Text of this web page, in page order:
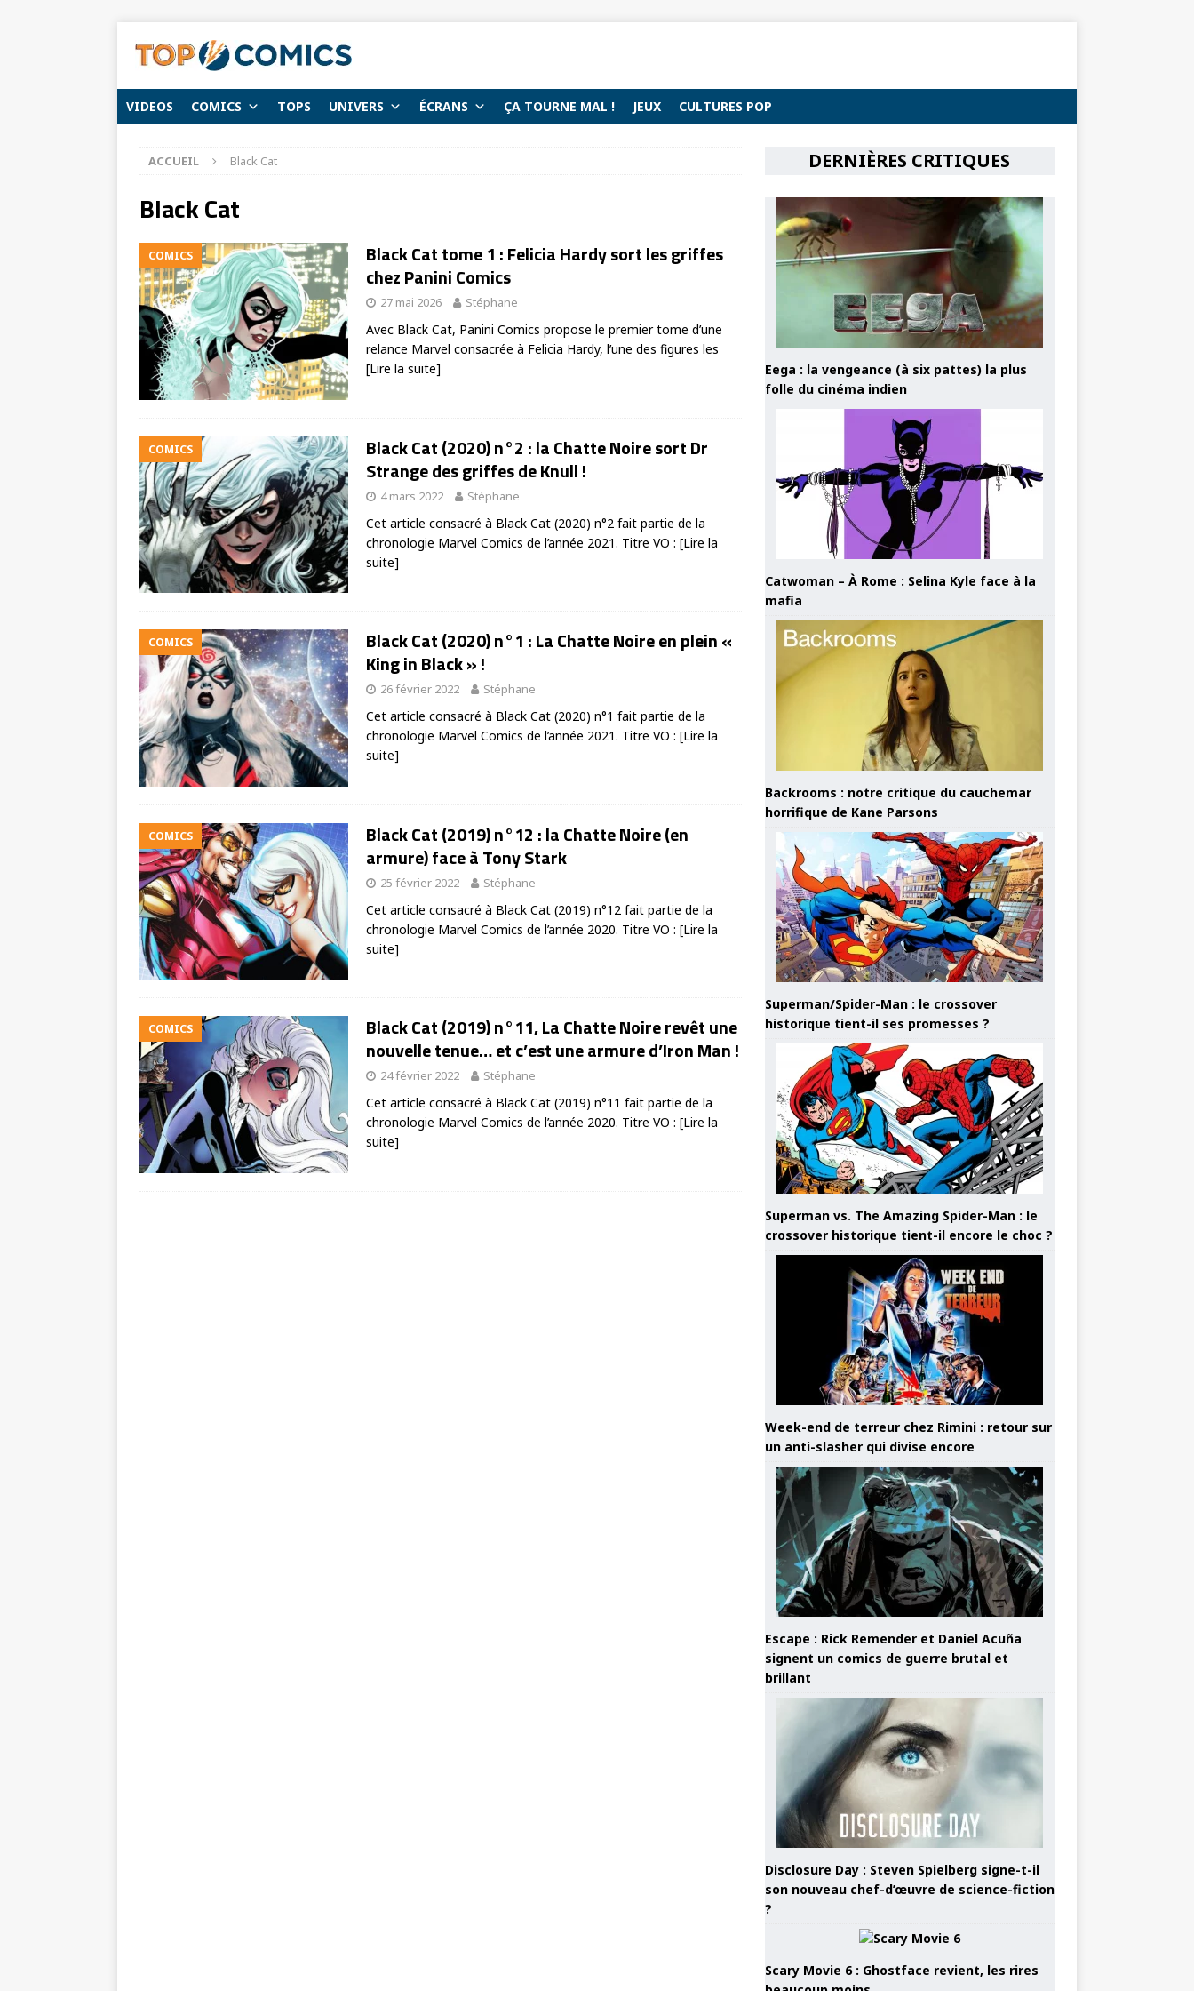
VIDEOS COMICS TOPS UNIVERS ÉCRANS ÇA TOURNE MAL ! JEUX CULTURES POP
ACCUEIL Black Cat
Black Cat
COMICS
Black Cat tome 1 : Felicia Hardy sort les griffes
chez Panini Comics
27 mai 2026 Stéphane
Avec Black Cat, Panini Comics propose le premier tome d’une
relance Marvel consacrée à Felicia Hardy, l’une des figures les
[Lire la suite]
COMICS
Black Cat (2020) n°2 : la Chatte Noire sort Dr
Strange des griffes de Knull !
4 mars 2022 Stéphane
Cet article consacré à Black Cat (2020) n°2 fait partie de la
chronologie Marvel Comics de l’année 2021. Titre VO : [Lire la
suite]
COMICS
Black Cat (2020) n°1 : La Chatte Noire en plein «
King in Black » !
26 février 2022 Stéphane
Cet article consacré à Black Cat (2020) n°1 fait partie de la
chronologie Marvel Comics de l’année 2021. Titre VO : [Lire la
suite]
COMICS
Black Cat (2019) n°12 : la Chatte Noire (en
armure) face à Tony Stark
25 février 2022 Stéphane
Cet article consacré à Black Cat (2019) n°12 fait partie de la
chronologie Marvel Comics de l’année 2020. Titre VO : [Lire la
suite]
COMICS
Black Cat (2019) n°11, La Chatte Noire revêt une
nouvelle tenue… et c’est une armure d’Iron Man !
24 février 2022 Stéphane
Cet article consacré à Black Cat (2019) n°11 fait partie de la
chronologie Marvel Comics de l’année 2020. Titre VO : [Lire la
suite]
DERNIÈRES CRITIQUES
Eega : la vengeance (à six pattes) la plus
folle du cinéma indien
Catwoman – À Rome : Selina Kyle face à la
mafia
Backrooms : notre critique du cauchemar
horrifique de Kane Parsons
Superman/Spider-Man : le crossover
historique tient-il ses promesses ?
Superman vs. The Amazing Spider-Man : le
crossover historique tient-il encore le choc ?
Week-end de terreur chez Rimini : retour sur
un anti-slasher qui divise encore
Escape : Rick Remender et Daniel Acuña
signent un comics de guerre brutal et
brillant
Disclosure Day : Steven Spielberg signe-t-il
son nouveau chef-d’œuvre de science-fiction
?
Scary Movie 6 : Ghostface revient, les rires